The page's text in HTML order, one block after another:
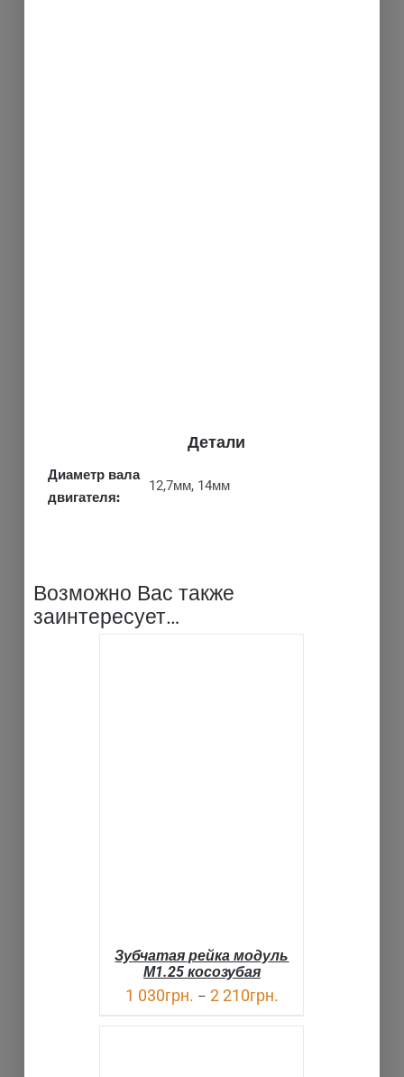
Детали
Диаметр вала
двигателя:
12,7мм, 14мм
Возможно Вас также
заинтересует…
Зубчатая рейка модуль
М1.25 косозубая
1 030грн. – 2 210грн.